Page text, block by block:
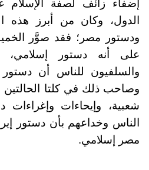
إضفاء زائف لصفة
الدول، وكان من أبرز هذه
ودستور مصر؛ فقد صوَّر
على أنه دستور إسلامي،
والسلفيون للناس أن
وصاحب ذلك في كلتا
شعبية، وإيحاءات وإغراءات
الناس وخداعهم بأن دستور
مصر إسلامي.